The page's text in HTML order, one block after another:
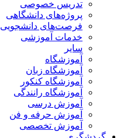
تدریس خصوصی
پروژه‌های دانشگاهی
فرصت‌های دانشجویی
خدمات آموزشی
سایر
آموزشگاه
آموزشگاه زبان
آموزشگاه کنکور
آموزشگاه رانندگی
آموزش درسی
آموزش حرفه و فن
آموزش تخصصی